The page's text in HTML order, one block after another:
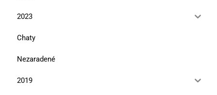
2023
Chaty
Nezaradené
2019